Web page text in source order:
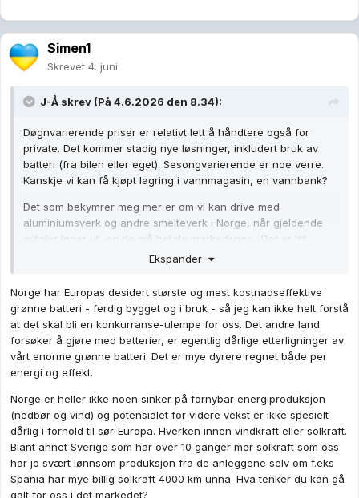
Simen1
Skrevet 4. juni
J-Å skrev (På 4.6.2026 den 8.34):
Døgnvarierende priser er relativt lett å håndtere også for
private. Det kommer stadig nye løsninger, inkludert bruk av
batteri (fra bilen eller eget). Sesongvarierende er noe verre.
Kanskje vi kan få kjøpt lagring i vannmagasin, en vannbank?
Det som bekymrer meg mer er om vi kan drive med
aluminiumsverk og andre smelteverk i Norge, når gjeldende
avtaler løper ut, og de må betale markedspris. Det er litt
skremmende å se hva de får til i California, hvor de kan drive
Snart kan smelteverk altså drives over natten på batteri, og
solrike land vil utkonkurrere oss? Hydrogenproduksjon og
videreforedling av hydrogen er enda mer utsatt, for de
prosessene er ikke så avhengige av døgnkontinuerlig kraft.
Ekspander
Norge har Europas desidert største og mest kostnadseffektive
grønne batteri - ferdig bygget og i bruk - så jeg kan ikke helt forstå
at det skal bli en konkurranse-ulempe for oss. Det andre land
forsøker å gjøre med batterier, er egentlig dårlige etterligninger av
vårt enorme grønne batteri. Det er mye dyrere regnet både per
energi og effekt.
Norge er heller ikke noen sinker på fornybar energiproduksjon
(nedbør og vind) og potensialet for videre vekst er ikke spesielt
dårlig i forhold til sør-Europa. Hverken innen vindkraft eller solkraft.
Blant annet Sverige som har over 10 ganger mer solkraft som oss
har jo svært lønnsom produksjon fra de anleggene selv om f.eks
Spania har mye billig solkraft 4000 km unna. Hva tenker du kan gå
galt for oss i det markedet?